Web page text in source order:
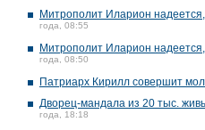
Митрополит Иларион
года, 08:55
Митрополит Иларион
года, 08:50
Патриарх Кирилл совершит
Дворец-мандала из 20 тыс.
года, 18:18